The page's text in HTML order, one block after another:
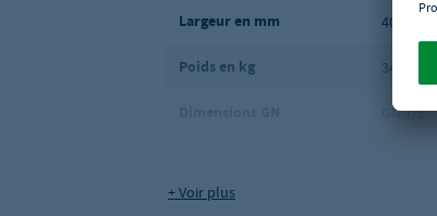
Largeur en mm 400
Poids en kg 34.0
GN 1/1
Cuisson
+ Voir plus